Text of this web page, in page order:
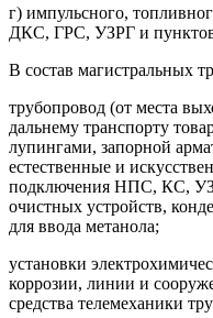
г) импульсного,
ДКС, ГРС, УЗРГ и
В состав магистральных
трубопровод (от места
дальнему транспорту
лупингами, запорной
естественные и
подключения НПС, КС,
очистных устройств,
для ввода метанола;
установки
коррозии, линии и
средства телемеханики